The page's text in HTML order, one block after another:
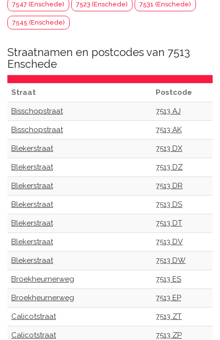
7547 (Enschede) 7523 (Enschede) 7531 (Enschede)
7545 (Enschede)
Straatnamen en postcodes van 7513
Enschede
Straat Postcode
Bisschopstraat 7513 AJ
Bisschopstraat 7513 AK
Blekerstraat 7513 DX
Blekerstraat 7513 DZ
Blekerstraat 7513 DR
Blekerstraat 7513 DS
Blekerstraat 7513 DT
Blekerstraat 7513 DV
Blekerstraat 7513 DW
Broekheurnerweg 7513 ES
Broekheurnerweg 7513 EP
Calicotstraat 7513 ZT
Calicotstraat 7513 ZP